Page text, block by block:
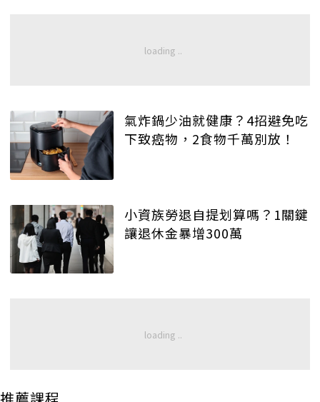
氣炸鍋少油就健康？4招避免吃
下致癌物，2食物千萬別放！
小資族勞退自提划算嗎？1關鍵
讓退休金暴增300萬